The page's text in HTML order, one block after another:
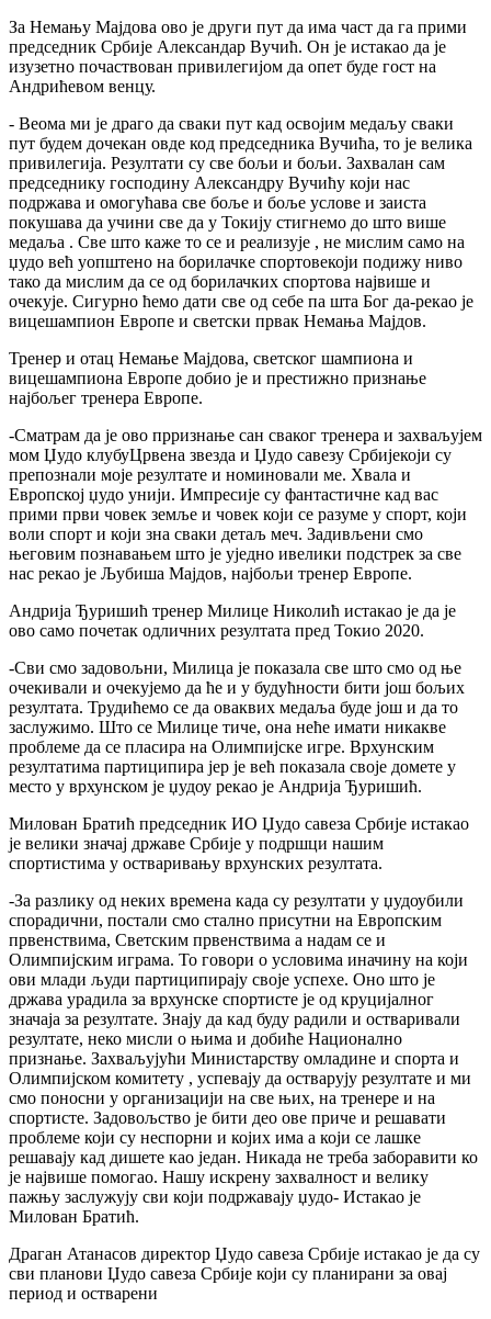
За Немању Мајдова ово је други пут да има част да га прими
председник Србије Александар Вучић. Он је истакао да је
изузетно почаствован привилегијом да опет буде гост на
Андрићевом венцу.
- Веома ми је драго да сваки пут кад освојим медаљу сваки
пут будем дочекан овде код председника Вучића, то је велика
привилегија. Резултати су све бољи и бољи. Захвалан сам
председнику господину Александру Вучићу који нас
подржава и омогућава све боље и боље услове и заиста
покушава да учини све да у Токију стигнемо до што више
медаља . Све што каже то се и реализује , не мислим само на
џудо већ уопштено на борилачке спортовекоји подижу ниво
тако да мислим да се од борилачких спортова највише и
очекује. Сигурно ћемо дати све од себе па шта Бог да-рекао је
вицешампион Европе и светски првак Немања Мајдов.
Тренер и отац Немање Мајдова, светског шампиона и
вицешампиона Европе добио је и престижно признање
најбољег тренера Европе.
-Сматрам да је ово прризнање сан сваког тренера и захваљујем
мом Џудо клубуЦрвена звезда и Џудо савезу Србијекоји су
препознали моје резултате и номиновали ме. Хвала и
Европској џудо унији. Импресије су фантастичне кад вас
прими први човек земље и човек који се разуме у спорт, који
воли спорт и који зна сваки детаљ меч. Задивљени смо
његовим познавањем што је уједно ивелики подстрек за све
нас рекао је Љубиша Мајдов, најбољи тренер Европе.
Андрија Ђуришић тренер Милице Николић истакао је да је
ово само почетак одличних резултата пред Токио 2020.
-Сви смо задовољни, Милица је показала све што смо од ње
очекивали и очекујемо да ће и у будућности бити још бољих
резултата. Трудићемо се да оваквих медаља буде још и да то
заслужимо. Што се Милице тиче, она неће имати никакве
проблеме да се пласира на Олимпијске игре. Врхунским
резултатима партиципира јер је већ показала своје домете у
место у врхунском је џудоу рекао је Андрија Ђуришић.
Милован Братић председник ИО Џудо савеза Србије истакао
је велики значај државе Србије у подршци нашим
спортистима у остваривању врхунских резултата.
-За разлику од неких времена када су резултати у џудоубили
спорадични, постали смо стално присутни на Европским
првенствима, Светским првенствима а надам се и
Олимпијским играма. То говори о условима иначину на који
ови млади људи партиципирају своје успехе. Оно што је
држава урадила за врхунске спортисте је од круцијалног
значаја за резултате. Знају да кад буду радили и остваривали
резултате, неко мисли о њима и добиће Национално
признање. Захваљујући Министарству омладине и спорта и
Олимпијском комитету , успевају да остварују резултате и ми
смо поносни у организацији на све њих, на тренере и на
спортисте. Задовољство је бити део ове приче и решавати
проблеме који су неспорни и којих има а који се лашке
решавају кад дишете као један. Никада не треба заборавити ко
је највише помогао. Нашу искрену захвалност и велику
пажњу заслужују сви који подржавају џудо- Истакао је
Милован Братић.
Драган Атанасов директор Џудо савеза Србије истакао је да су
сви планови Џудо савеза Србије који су планирани за овај
период и остварени